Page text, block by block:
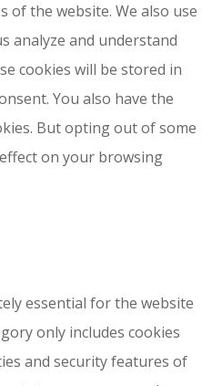
the website. We also use
analyze and understand
cookies will be stored in
You also have the
But opting out of some
on your browsing
essential for the website
only includes cookies
and security features of